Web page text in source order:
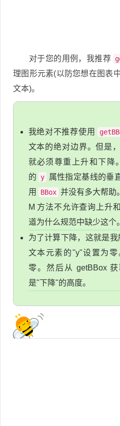
对于您的用例，我推荐
理图形元素(以防您想在图表
文本)。
我绝对不推荐使用
文本的绝对边界。但是
就必须尊重上升和下降
的
y
属性指定基线的垂
用
BBox 并没有多大帮助
M 方法不允许查询上升
道为什么规范中缺少这个。
为了计算下降，这就是
文本元素的"y"设置为
零。然后从 getBBox
是"下降"的高度。